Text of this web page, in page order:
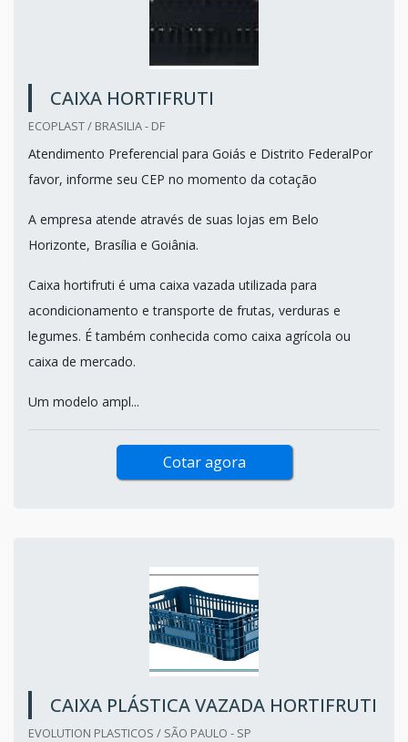
CAIXA HORTIFRUTI
ECOPLAST / BRASILIA - DF
Atendimento Preferencial para Goiás e Distrito FederalPor
favor, informe seu CEP no momento da cotação
A empresa atende através de suas lojas em Belo
Horizonte, Brasília e Goiânia.
Caixa hortifruti é uma caixa vazada utilizada para
acondicionamento e transporte de frutas, verduras e
legumes. É também conhecida como caixa agrícola ou
caixa de mercado.
Um modelo ampl...
Cotar agora
CAIXA PLÁSTICA VAZADA HORTIFRUTI
EVOLUTION PLASTICOS / SÃO PAULO - SP